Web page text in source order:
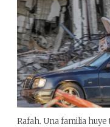
Rafah. Una familia